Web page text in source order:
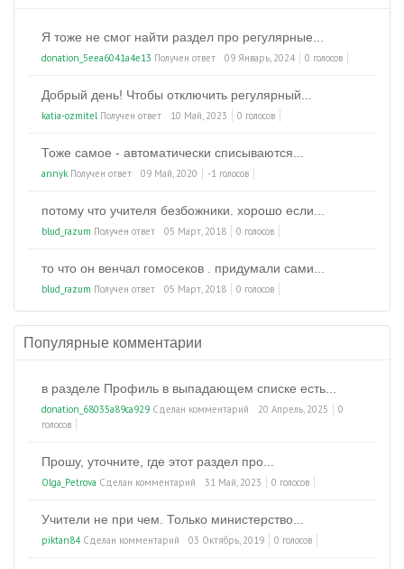
Я тоже не смог найти раздел про регулярные...
donation_5eea6041a4e13 Получен ответ 09 Январь, 2024 0 голосов
Добрый день! Чтобы отключить регулярный...
katia-ozmitelПолучен ответ 10 Май, 2023 0 голосов
Тоже самое - автоматически списываются...
annyk Получен ответ 09 Май, 2020 -1 голосов
потому что учителя безбожники. хорошо если...
blud_razum Получен ответ 05 Март, 2018 0 голосов
то что он венчал гомосеков . придумали сами...
blud_razum Получен ответ 05 Март, 2018 0 голосов
Популярные комментарии
в разделе Профиль в выпадающем списке есть...
donation_68035a89ca929 Сделан комментарий 20 Апрель, 2025
0
голосов
Прошу, уточните, где этот раздел про...
Olga_Petrova Сделан комментарий 31 Май, 2023 0 голосов
Учители не при чем. Только министерство...
piktan84Сделан комментарий 03 Октябрь, 2019 0 голосов